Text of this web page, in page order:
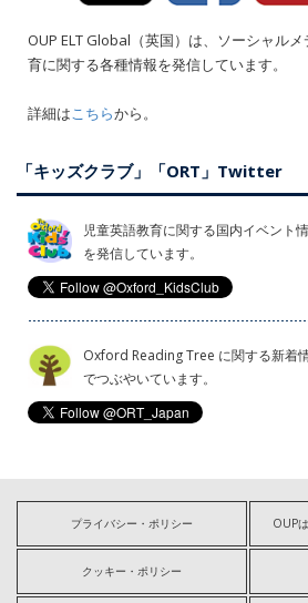
OUP ELT Global（英国）は、ソーシャル
育に関する各種情報を発信しています。
詳細はこちらから。
「キッズクラブ」「ORT」Twitter
児童英語教育に関する国内イベント
を発信しています。
Oxford Reading Tree に関する新着
でつぶやいています。
プライバシー・ポリシー
クッキー・ポリシー